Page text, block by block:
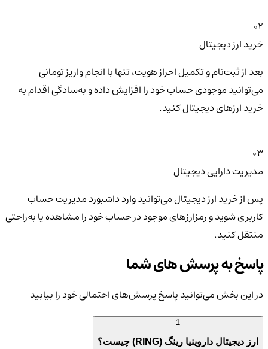
02
خرید ارز دیجیتال
بعد از ثبت‌نام و تکمیل احراز هویت، تنها با انجام واریز تومانی
می‌توانید موجودی حساب خود را افزایش داده و به‌سادگی اقدام به
خرید ارزهای دیجیتال کنید.
03
مدیریت دارایی دیجیتال
پس از خرید ارز دیجیتال می‌توانید وارد داشبورد مدیریت حساب
کاربری شوید و رمزارزهای موجود در حساب خود را مشاهده یا به‌راحتی
منتقل کنید.
پاسخ به پرسش های شما
در این بخش می‌توانید پاسخ پرسش‌های احتمالی خود را بیابید
ارز دیجیتال داروینیا رینگ (RING) چیست؟